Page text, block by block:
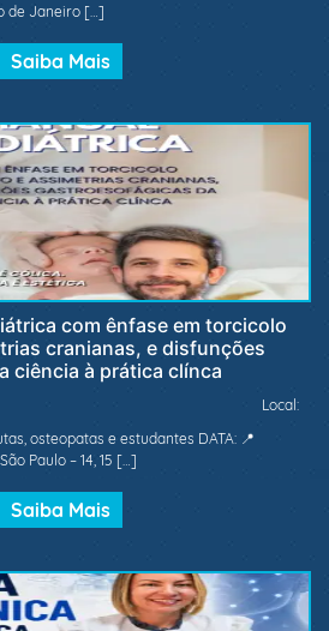
de Janeiro […]
Saiba Mais
com ênfase em torcicolo
cranianas, e disfunções
ciência à prática clínca
Local:
osteopatas e estudantes DATA: 📍
Paulo – 14, 15 […]
Saiba Mais